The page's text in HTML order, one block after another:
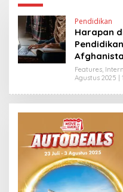
Pendidikan
Harapan
Features,
Agustus 2025 |